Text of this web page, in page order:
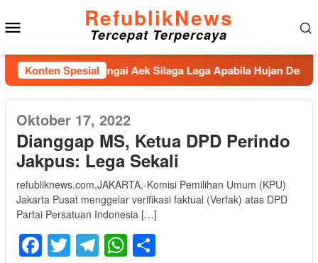
ke
konten
RefublikNews
Tercepat Terpercaya
Konten SpesialSungai Aek Silaga Laga Apabila Hujan Deras
Oktober 17, 2022
Dianggap MS, Ketua DPD Perindo
Jakpus: Lega Sekali
refubliknews.com,JAKARTA,-Komisi Pemilihan Umum (KPU)
Jakarta Pusat menggelar verifikasi faktual (Verfak) atas DPD
Partai Persatuan Indonesia […]
Facebook
TwitterTelegram
WhatsApp